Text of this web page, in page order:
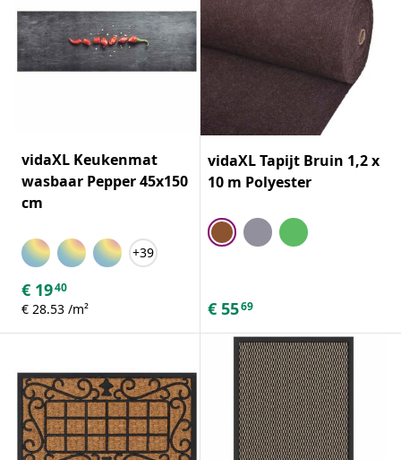
vidaXL Keukenmat
wasbaar Pepper 45x150
cm
+39
€ 1940
€ 28.53 /m²
vidaXL Tapijt Bruin 1,2 x
10 m Polyester
€ 5569